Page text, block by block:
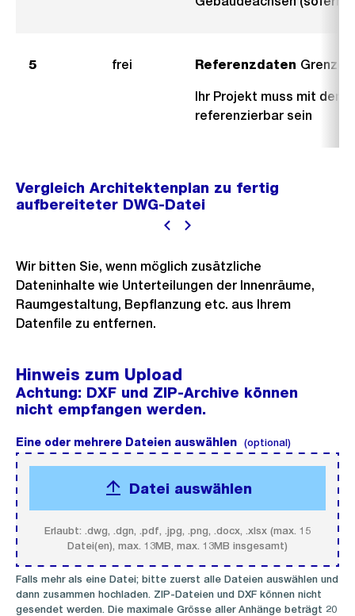
5 frei Referenzdaten Grenze,
Ihr Projekt muss mit den
referenzierbar sein
Vergleich Architektenplan zu fertig
aufbereiteter DWG-Datei
Wir bitten Sie, wenn möglich zusätzliche
Dateninhalte wie Unterteilungen der Innenräume,
Raumgestaltung, Bepflanzung etc. aus Ihrem
Datenfile zu entfernen.
Hinweis zum Upload
Achtung: DXF und ZIP-Archive können
nicht empfangen werden.
Eine oder mehrere Dateien auswählen (optional)(optional).
Datei auswählen
Erlaubt: .dwg, .dgn, .pdf, .jpg, .png, .docx, .xlsx (max. 15
Datei(en), max. 13MB, max. 13MB insgesamt)
Falls mehr als eine Datei; bitte zuerst alle Dateien auswählen und
dann zusammen hochladen. ZIP-Dateien und DXF können nicht
gesendet werden. Die maximale Grösse aller Anhänge beträgt 20